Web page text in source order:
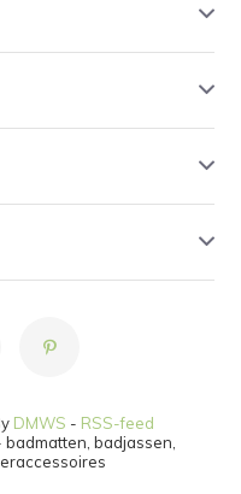
DMWS - RSS-feed
badjassen,